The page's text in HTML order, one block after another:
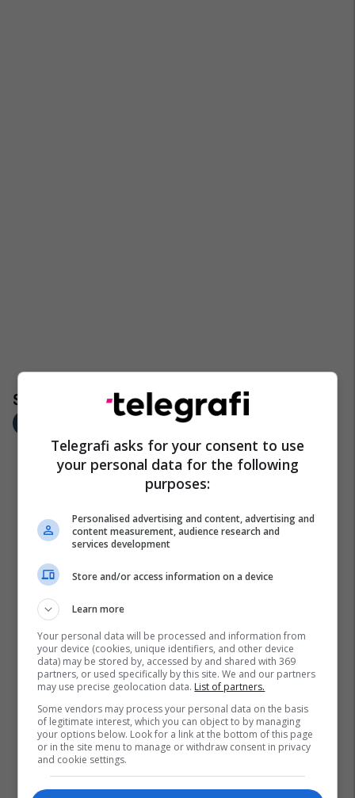
Telegrafi asks for your consent to use
your personal data for the following
purposes:
Personalised advertising and content, advertising and
content measurement, audience research and
services development
Store and/or access information on a device
Learn more
Your personal data will be processed and information from
your device (cookies, unique identifiers, and other device
data) may be stored by, accessed by and shared with 369
partners, or used specifically by this site. We and our partners
may use precise geolocation data. List of partners.
Some vendors may process your personal data on the basis
of legitimate interest, which you can object to by managing
your options below. Look for a link at the bottom of this page
or in the site menu to manage or withdraw consent in privacy
and cookie settings.